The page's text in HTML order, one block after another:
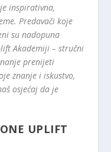
inspirativna,
Predavači koje
su nadopuna
Akademiji – stručni
prenijeti
znanje i iskustvo,
osjećaj da je
UPLIFT